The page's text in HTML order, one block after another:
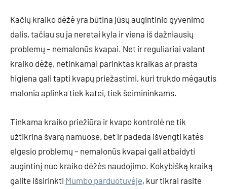
Kačių kraiko dėžė yra būtina jūsų augintinio gyvenimo
dalis, tačiau su ja neretai kyla ir viena iš dažniausių
problemų – nemalonūs kvapai. Net ir reguliariai valant
kraiko dėžę, netinkamai parinktas kraikas ar prasta
higiena gali tapti kvapų priežastimi, kuri trukdo mėgautis
malonia aplinka tiek katei, tiek šeimininkams.
Tinkama kraiko priežiūra ir kvapo kontrolė ne tik
užtikrina švarą namuose, bet ir padeda išvengti katės
elgesio problemų – nemalonūs kvapai gali atbaidyti
augintinį nuo kraiko dėžės naudojimo. Kokybišką kraiką
galite išsirinkti Mumbo parduotuvėje, kur tikrai rasite